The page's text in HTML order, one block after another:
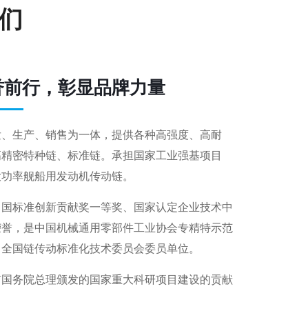
行，彰显品牌力量
生产、销售为一体，提供各种高强度、高耐
密特种链、标准链。承担国家工业强基项目
舰船用发动机传动链。
标准创新贡献奖一等奖、国家认定企业技术中
，是中国机械通用零部件工业协会专精特示范
国链传动标准化技术委员会委员单位。
务院总理颁发的国家重大科研项目建设的贡献